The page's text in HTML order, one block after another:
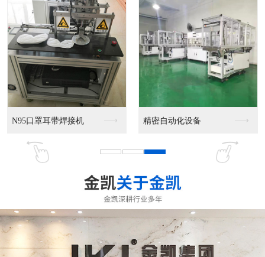
N95口罩耳带焊接机 精密自动化设备